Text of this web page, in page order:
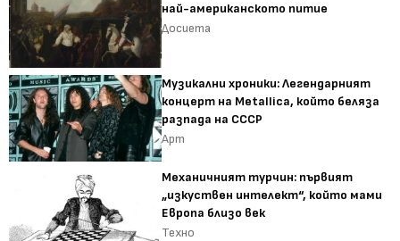
най-американското питие
Досиета
Музикални хроники: Легендарният
концерт на Metallica, който беляза
разпада на СССР
Арт
Механичният турчин: първият
„изкуствен интелект“, който мами
Европа близо век
Техно